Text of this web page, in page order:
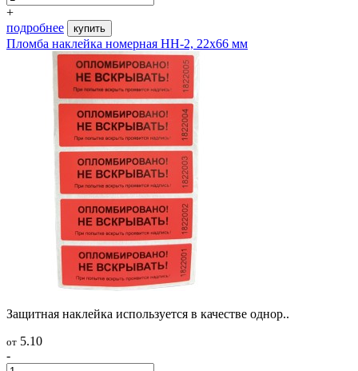
+
подробнее
купить
Пломба наклейка номерная НН-2, 22х66 мм
Защитная наклейка используется в качестве однор..
от 5.10
-